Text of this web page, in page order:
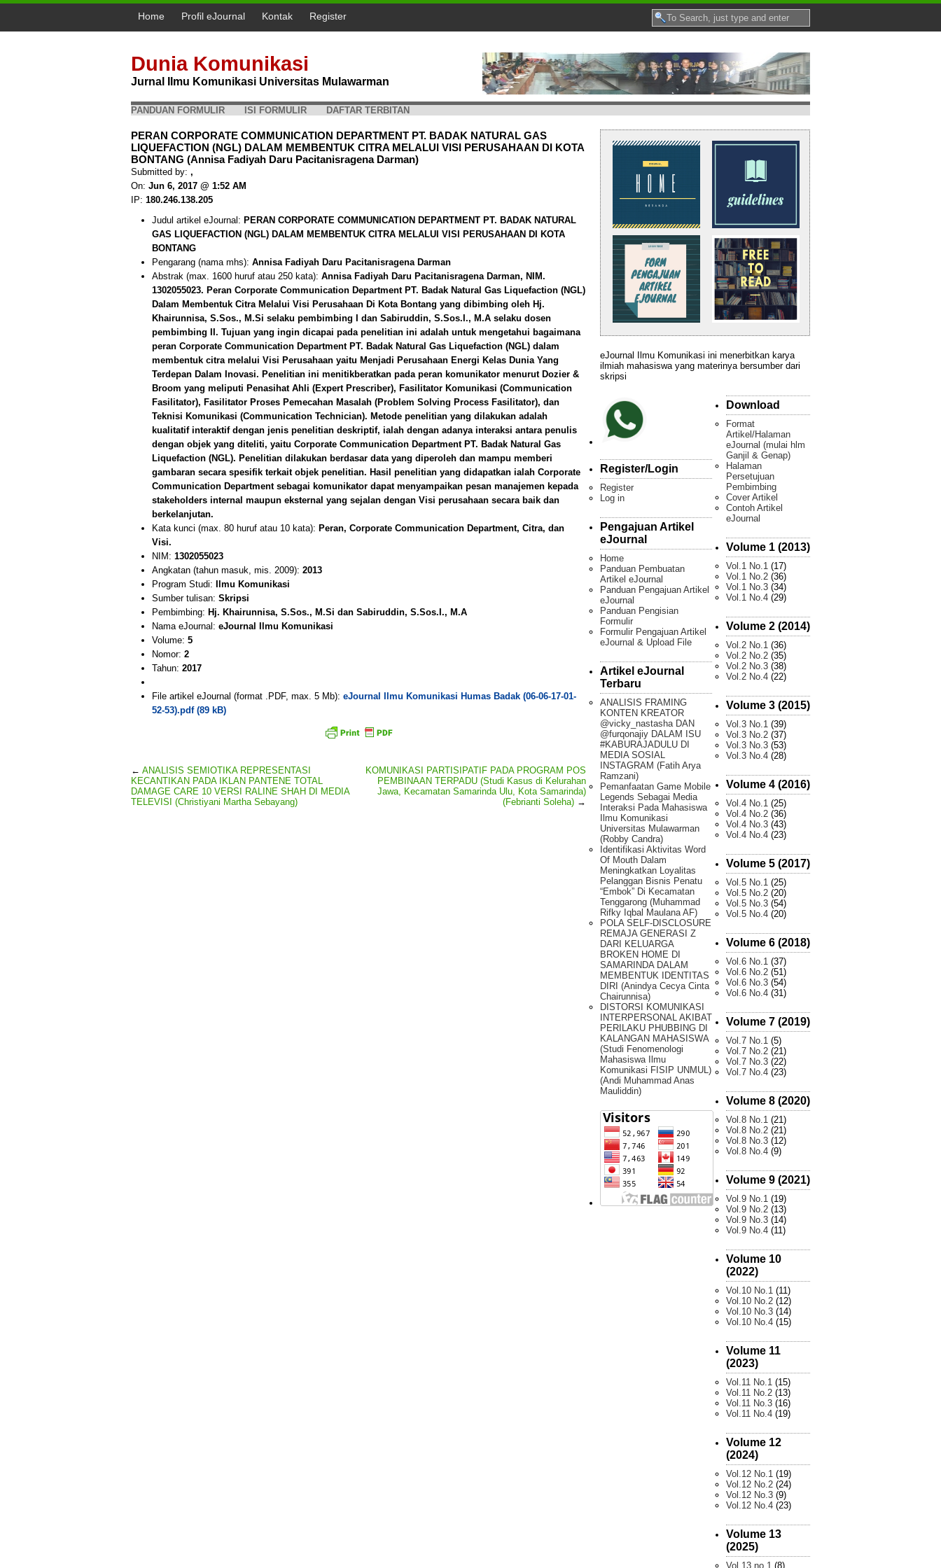
Home Profil eJournal Kontak Register
Dunia Komunikasi
Jurnal Ilmu Komunikasi Universitas Mulawarman
PANDUAN FORMULIR ISI FORMULIR DAFTAR TERBITAN
PERAN CORPORATE COMMUNICATION DEPARTMENT PT. BADAK NATURAL GAS
LIQUEFACTION (NGL) DALAM MEMBENTUK CITRA MELALUI VISI PERUSAHAAN DI KOTA
BONTANG (Annisa Fadiyah Daru Pacitanisragena Darman)
Submitted by: ,
On: Jun 6, 2017 @ 1:52 AM
IP: 180.246.138.205
Judul artikel eJournal: PERAN CORPORATE COMMUNICATION DEPARTMENT PT. BADAK NATURAL
GAS LIQUEFACTION (NGL) DALAM MEMBENTUK CITRA MELALUI VISI PERUSAHAAN DI KOTA
BONTANG
Pengarang (nama mhs): Annisa Fadiyah Daru Pacitanisragena Darman
Abstrak (max. 1600 huruf atau 250 kata): Annisa Fadiyah Daru Pacitanisragena Darman, NIM.
1302055023. Peran Corporate Communication Department PT. Badak Natural Gas Liquefaction (NGL)
Dalam Membentuk Citra Melalui Visi Perusahaan Di Kota Bontang yang dibimbing oleh Hj.
Khairunnisa, S.Sos., M.Si selaku pembimbing I dan Sabiruddin, S.Sos.I., M.A selaku dosen
pembimbing II. Tujuan yang ingin dicapai pada penelitian ini adalah untuk mengetahui bagaimana
peran Corporate Communication Department PT. Badak Natural Gas Liquefaction (NGL) dalam
membentuk citra melalui Visi Perusahaan yaitu Menjadi Perusahaan Energi Kelas Dunia Yang
Terdepan Dalam Inovasi. Penelitian ini menitikberatkan pada peran komunikator menurut Dozier &
Broom yang meliputi Penasihat Ahli (Expert Prescriber), Fasilitator Komunikasi (Communication
Fasilitator), Fasilitator Proses Pemecahan Masalah (Problem Solving Process Fasilitator), dan
Teknisi Komunikasi (Communication Technician). Metode penelitian yang dilakukan adalah
kualitatif interaktif dengan jenis penelitian deskriptif, ialah dengan adanya interaksi antara penulis
dengan objek yang diteliti, yaitu Corporate Communication Department PT. Badak Natural Gas
Liquefaction (NGL). Penelitian dilakukan berdasar data yang diperoleh dan mampu memberi
gambaran secara spesifik terkait objek penelitian. Hasil penelitian yang didapatkan ialah Corporate
Communication Department sebagai komunikator dapat menyampaikan pesan manajemen kepada
stakeholders internal maupun eksternal yang sejalan dengan Visi perusahaan secara baik dan
berkelanjutan.
Kata kunci (max. 80 huruf atau 10 kata): Peran, Corporate Communication Department, Citra, dan
Visi.
NIM: 1302055023
Angkatan (tahun masuk, mis. 2009): 2013
Program Studi:
Ilmu Komunikasi
Sumber tulisan: Skripsi
Pembimbing: Hj. Khairunnisa, S.Sos., M.Si dan Sabiruddin, S.Sos.I., M.A
Nama eJournal: eJournal Ilmu Komunikasi
Volume: 5
Nomor: 2
Tahun: 2017
File artikel eJournal (format .PDF, max. 5 Mb): eJournal Ilmu Komunikasi Humas Badak (06-06-17-01-
52-53).pdf (89 kB)
← ANALISIS SEMIOTIKA REPRESENTASI
KECANTIKAN PADA IKLAN PANTENE TOTAL
DAMAGE CARE 10 VERSI RALINE SHAH DI MEDIA
TELEVISI (Christiyani Martha Sebayang)
KOMUNIKASI PARTISIPATIF PADA PROGRAM POS
PEMBINAAN TERPADU (Studi Kasus di Kelurahan
Jawa, Kecamatan Samarinda Ulu, Kota Samarinda)
(Febrianti Soleha) →
eJournal Ilmu Komunikasi ini menerbitkan karya
ilmiah mahasiswa yang materinya bersumber dari
skripsi
Register/Login
Register
Log in
Pengajuan Artikel
eJournal
Home
Panduan Pembuatan
Artikel eJournal
Panduan Pengajuan Artikel
eJournal
Panduan Pengisian
Formulir
Formulir Pengajuan Artikel
eJournal & Upload File
Artikel eJournal
Terbaru
ANALISIS FRAMING
KONTEN KREATOR
@vicky_nastasha DAN
@furqonajiy DALAM ISU
#KABURAJADULU DI
MEDIA SOSIAL
INSTAGRAM (Fatih Arya
Ramzani)
Pemanfaatan Game Mobile
Legends Sebagai Media
Interaksi Pada Mahasiswa
Ilmu Komunikasi
Universitas Mulawarman
(Robby Candra)
Identifikasi Aktivitas Word
Of Mouth Dalam
Meningkatkan Loyalitas
Pelanggan Bisnis Penatu
“Embok” Di Kecamatan
Tenggarong (Muhammad
Rifky Iqbal Maulana AF)
POLA SELF-DISCLOSURE
REMAJA GENERASI Z
DARI KELUARGA
BROKEN HOME DI
SAMARINDA DALAM
MEMBENTUK IDENTITAS
DIRI (Anindya Cecya Cinta
Chairunnisa)
DISTORSI KOMUNIKASI
INTERPERSONAL AKIBAT
PERILAKU PHUBBING DI
KALANGAN MAHASISWA
(Studi Fenomenologi
Mahasiswa Ilmu
Komunikasi FISIP UNMUL)
(Andi Muhammad Anas
Mauliddin)
Download
Format
Artikel/Halaman
eJournal (mulai hlm
Ganjil & Genap)
Halaman
Persetujuan
Pembimbing
Cover Artikel
Contoh Artikel
eJournal
Volume 1 (2013)
Vol.1 No.1 (17)
Vol.1 No.2 (36)
Vol.1 No.3 (34)
Vol.1 No.4 (29)
Volume 2 (2014)
Vol.2 No.1 (36)
Vol.2 No.2 (35)
Vol.2 No.3 (38)
Vol.2 No.4 (22)
Volume 3 (2015)
Vol.3 No.1 (39)
Vol.3 No.2 (37)
Vol.3 No.3 (53)
Vol.3 No.4 (28)
Volume 4 (2016)
Vol.4 No.1 (25)
Vol.4 No.2 (36)
Vol.4 No.3 (43)
Vol.4 No.4 (23)
Volume 5 (2017)
Vol.5 No.1 (25)
Vol.5 No.2 (20)
Vol.5 No.3 (54)
Vol.5 No.4 (20)
Volume 6 (2018)
Vol.6 No.1 (37)
Vol.6 No.2 (51)
Vol.6 No.3 (54)
Vol.6 No.4 (31)
Volume 7 (2019)
Vol.7 No.1 (5)
Vol.7 No.2 (21)
Vol.7 No.3 (22)
Vol.7 No.4 (23)
Volume 8 (2020)
Vol.8 No.1 (21)
Vol.8 No.2 (21)
Vol.8 No.3 (12)
Vol.8 No.4 (9)
Volume 9 (2021)
Vol.9 No.1 (19)
Vol.9 No.2 (13)
Vol.9 No.3 (14)
Vol.9 No.4 (11)
Volume 10
(2022)
Vol.10 No.1 (11)
Vol.10 No.2 (12)
Vol.10 No.3 (14)
Vol.10 No.4 (15)
Volume 11
(2023)
Vol.11 No.1 (15)
Vol.11 No.2 (13)
Vol.11 No.3 (16)
Vol.11 No.4 (19)
Volume 12
(2024)
Vol.12 No.1 (19)
Vol.12 No.2 (24)
Vol.12 No.3 (9)
Vol.12 No.4 (23)
Volume 13
(2025)
Vol.13 no.1 (8)